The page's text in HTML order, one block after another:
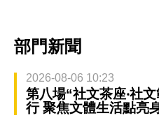
部門新聞
2026-08-06 10:23
第八場“社文茶座‧社
行 聚焦文體生活點